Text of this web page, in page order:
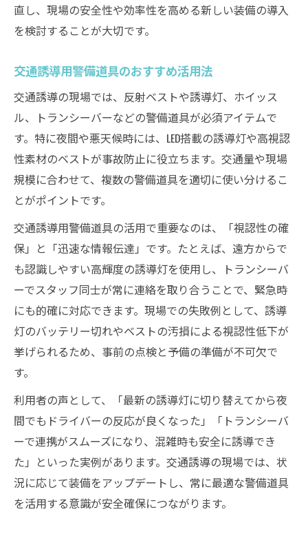
直し、現場の安全性や効率性を高める新しい装備の導入
を検討することが大切です。
交通誘導用警備道具のおすすめ活用法
交通誘導の現場では、反射ベストや誘導灯、ホイッス
ル、トランシーバーなどの警備道具が必須アイテムで
す。特に夜間や悪天候時には、LED搭載の誘導灯や高視認
性素材のベストが事故防止に役立ちます。交通量や現場
規模に合わせて、複数の警備道具を適切に使い分けるこ
とがポイントです。
交通誘導用警備道具の活用で重要なのは、「視認性の確
保」と「迅速な情報伝達」です。たとえば、遠方からで
も認識しやすい高輝度の誘導灯を使用し、トランシーバ
ーでスタッフ同士が常に連絡を取り合うことで、緊急時
にも的確に対応できます。現場での失敗例として、誘導
灯のバッテリー切れやベストの汚損による視認性低下が
挙げられるため、事前の点検と予備の準備が不可欠で
す。
利用者の声として、「最新の誘導灯に切り替えてから夜
間でもドライバーの反応が良くなった」「トランシーバ
ーで連携がスムーズになり、混雑時も安全に誘導でき
た」といった実例があります。交通誘導の現場では、状
況に応じて装備をアップデートし、常に最適な警備道具
を活用する意識が安全確保につながります。